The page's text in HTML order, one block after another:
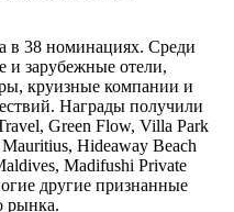
в 38 номинациях. Среди
и зарубежные отели,
круизные компании и
Награды получили
Green Flow, Villa Park
Hideaway Beach
Madifushi Private
другие признанные
рынка.